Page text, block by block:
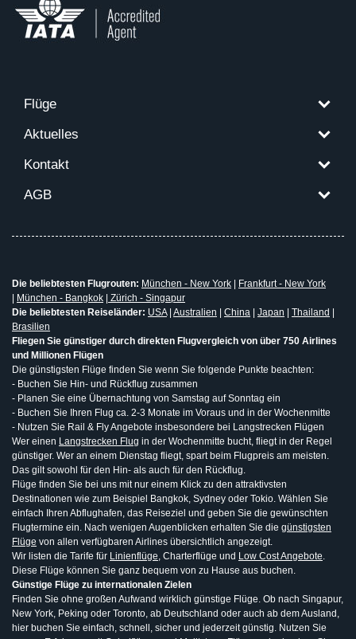
Flüge
Aktuelles
Kontakt
AGB
Die beliebtesten Flugrouten: München - New York
Frankfurt - New York
München - Bangkok
Zürich - Singapur
Die beliebtesten Reiseländer: USA| Australien China Japan Thailand
Brasilien
Fliegen Sie günstiger durch direkten Flugvergleich von über 750 Airlines
und Millionen Flügen
Die günstigsten Flüge finden Sie wenn Sie folgende Punkte beachten:
- Buchen Sie Hin- und Rückflug zusammen
- Planen Sie eine Übernachtung von Samstag auf Sonntag ein
- Buchen Sie Ihren Flug ca. 2-3 Monate im Voraus und in der Wochenmitte
- Nutzen Sie Rail & Fly Angebote insbesondere bei Langstrecken Flügen
Wer einen Langstrecken Flug in der Wochenmitte bucht, fliegt in der Regel
günstiger. Wer an einem Dienstag fliegt, spart beim Flugpreis am meisten.
Das gilt sowohl für den Hin- als auch für den Rückflug.
Flüge finden Sie bei uns mit nur einem Klick zu den attraktivsten
Destinationen wie zum Beispiel Bangkok, Sydney oder Tokio. Wählen Sie
einfach Ihren Abflughafen, das Reiseziel und geben Sie die gewünschten
Flugtermine ein. Nach wenigen Augenblicken erhalten Sie die günstigsten
Flüge von allen verfügbaren Airlines übersichtlich angezeigt.
Wir listen die Tarife für Linienflüge, Charterflüge und Low Cost Angebote.
Diese Flüge können Sie ganz bequem von zu Hause aus buchen.
Günstige Flüge zu internationalen Zielen
Finden Sie ohne großen Aufwand wirklich günstige Flüge. Ob nach Singapur,
New York, Peking oder Toronto, ab Deutschland oder auch ab dem Ausland,
hier buchen Sie einfach, schnell, sicher und jederzeit günstig. Nutzen Sie